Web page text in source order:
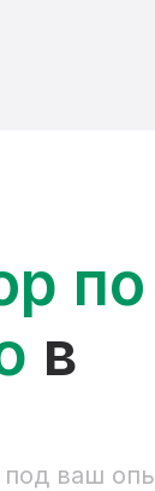
по
в
ваш